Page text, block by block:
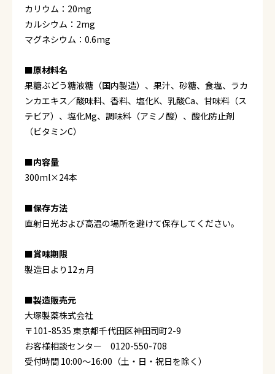
カリウム：20mg
カルシウム：2mg
マグネシウム：0.6mg
■原材料名
果糖ぶどう糖液糖（国内製造）、果汁、砂糖、食塩、ラカ
ンカエキス／酸味料、香料、塩化K、乳酸Ca、甘味料（ス
テビア）、塩化Mg、調味料（アミノ酸）、酸化防止剤
（ビタミンC）
■内容量
300ml×24本
■保存方法
直射日光および高温の場所を避けて保存してください。
■賞味期限
製造日より12ヵ月
■製造販売元
大塚製薬株式会社
〒101-8535 東京都千代田区神田司町2-9
お客様相談センター 0120-550-708
受付時間 10:00～16:00（土・日・祝日を除く）